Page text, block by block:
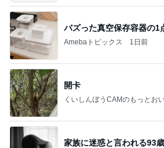
バズった真空保存容器の1
Amebaトピックス 1日前
開卡
くいしんぼうCAMのもっとお
家族に迷惑と言われる93